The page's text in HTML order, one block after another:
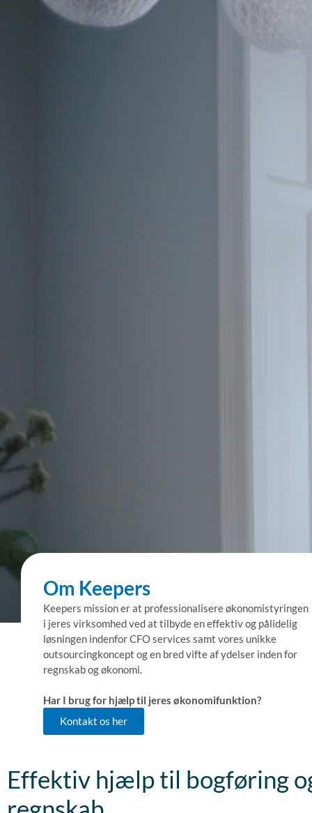
Om Keepers
Keepers mission er at professionalisere økonomistyringen
i jeres virksomhed ved at tilbyde en effektiv og pålidelig
løsningen indenfor CFO services samt vores unikke
outsourcingkoncept og en bred vifte af ydelser inden for
regnskab og økonomi.
Har I brug for hjælp til jeres økonomifunktion?
Kontakt os her
Effektiv hjælp til bogføring